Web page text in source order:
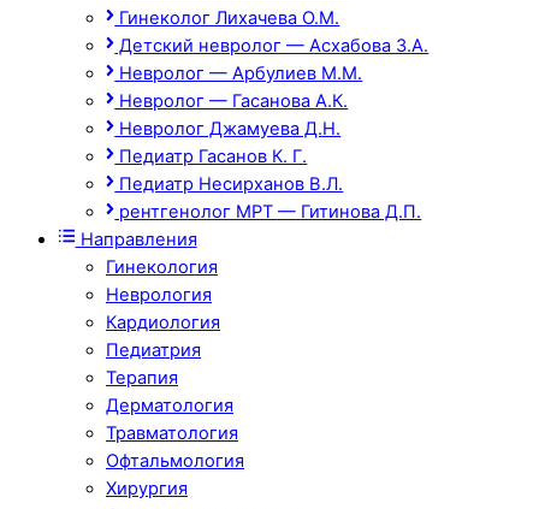
Гинеколог Лихачева О.М.
Детский невролог — Асхабова З.А.
Невролог — Арбулиев М.М.
Невролог — Гасанова А.К.
Невролог Джамуева Д.Н.
Педиатр Гасанов К. Г.
Педиатр Несирханов В.Л.
рентгенолог МРТ — Гитинова Д.П.
Направления
Гинекология
Неврология
Кардиология
Педиатрия
Терапия
Дерматология
Травматология
Офтальмология
Хирургия